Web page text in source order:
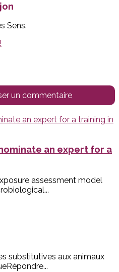
Sens.
un commentaire
an expert for a
assessment model
substitutives aux animaux